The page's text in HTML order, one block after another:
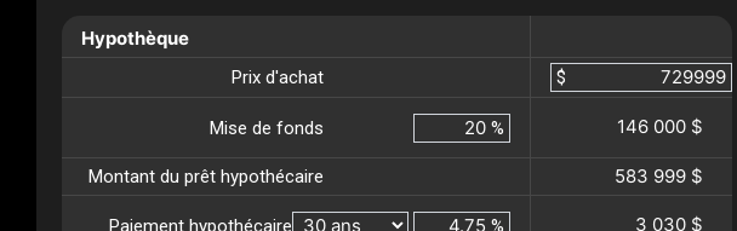
Hypothèque
Prix d'achat $
Mise de fonds % 146 000 $
Montant du prêt hypothécaire 583 999 $
Paiement hypothécaire % 3 030 $